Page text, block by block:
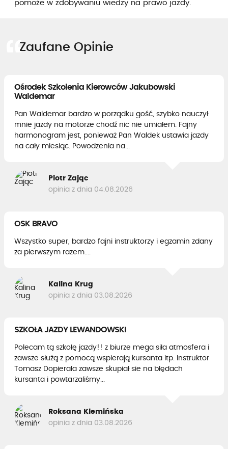
pomoże w zdobywaniu wiedzy na prawo jazdy.
Zaufane Opinie
Ośrodek Szkolenia Kierowców Jakubowski
Waldemar
Pan Waldemar bardzo w porządku gość, szybko nauczył
mnie jazdy na motorze chodź nic nie umiałem. Fajny
harmonogram jest, ponieważ Pan Waldek ustawia jazdy
na cały miesiąc. Powodzenia na...
Piotr Zając
opinia z dnia 04.08.2026
OSK BRAVO
Wszystko super, bardzo fajni instruktorzy i egzamin zdany
za pierwszym razem....
Kalina Krug
opinia z dnia 03.08.2026
SZKOŁA JAZDY LEWANDOWSKI
Polecam tą szkołę jazdy!! z biurze mega siła atmosfera i
zawsze służą z pomocą wspierają kursanta itp. Instruktor
Tomasz Dopierała zawsze skupiał sie na błędach
kursanta i powtarzaliśmy...
Roksana Klemińska
opinia z dnia 03.08.2026